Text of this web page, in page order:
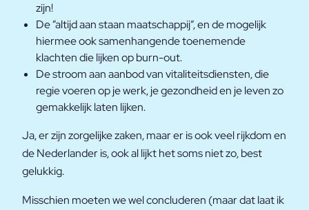
zijn!
De “altijd aan staan maatschappij”, en de mogelijk
hiermee ook samenhangende toenemende
klachten die lijken op burn-out.
De stroom aan aanbod van vitaliteitsdiensten, die
regie voeren op je werk, je gezondheid en je leven zo
gemakkelijk laten lijken.
Ja, er zijn zorgelijke zaken, maar er is ook veel rijkdom en
de Nederlander is, ook al lijkt het soms niet zo, best
gelukkig.
Misschien moeten we wel concluderen (maar dat laat ik